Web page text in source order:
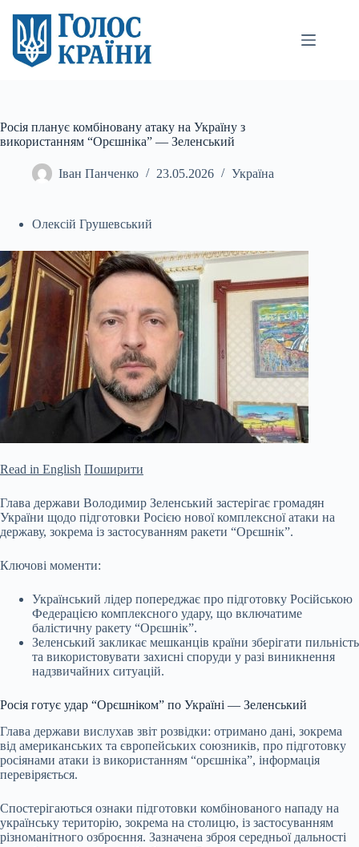
вмісту
Росія планує комбіновану атаку на Україну з
використанням “Орєшніка” — Зеленський
Іван Панченко 23.05.2026 Україна
Олексій Грушевський
Read in English Поширити
Глава держави Володимир Зеленський застерігає громадян
України щодо підготовки Росією нової комплексної атаки на
державу, зокрема із застосуванням ракети “Орєшнік”.
Ключові моменти:
Український лідер попереджає про підготовку Російською
Федерацією комплексного удару, що включатиме
балістичну ракету “Орєшнік”.
Зеленський закликає мешканців країни зберігати пильність
та використовувати захисні споруди у разі виникнення
надзвичайних ситуацій.
Росія готує удар “Орєшніком” по Україні — Зеленський
Глава держави вислухав звіт розвідки: отримано дані, зокрема
від американських та європейських союзників, про підготовку
росіянами атаки із використанням “орєшніка”, інформація
перевіряється.
Спостерігаються ознаки підготовки комбінованого нападу на
українську територію, зокрема на столицю, із застосуванням
різноманітного озброєння. Зазначена зброя середньої дальності